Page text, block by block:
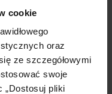
cookie
oraz
ze szczegółowymi
swoje
„Dostosuj pliki